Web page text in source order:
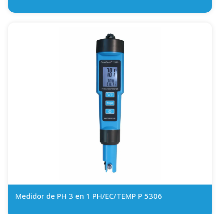
Medidor de PH 3 en 1 PH/EC/TEMP P 5306